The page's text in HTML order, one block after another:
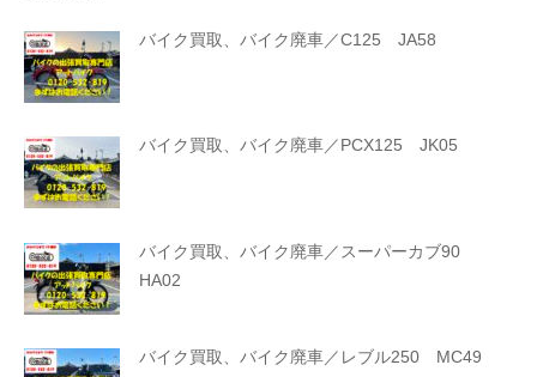
バイク買取、バイク廃車／C125 JA58
バイク買取、バイク廃車／PCX125 JK05
バイク買取、バイク廃車／スーパーカブ90
HA02
バイク買取、バイク廃車／レブル250 MC49